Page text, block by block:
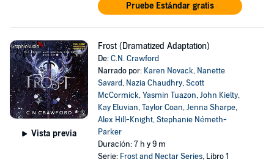
Pruebe Estándar gratis
Vista previa
Frost (Dramatized Adaptation)
De:C.N. Crawford
Narrado por: Karen Novack, Nanette
Savard, Nazia Chaudhry,Scott
McCormick,Yasmin Tuazon,John Kielty,
Kay Eluvian,Taylor Coan,Jenna Sharpe,
Alex Hill-Knight,Stephanie Németh-
Parker
Duración: 7 h y 9 m
Serie: Frost and Nectar Series, Libro 1